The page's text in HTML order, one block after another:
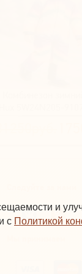
и
с Политикой